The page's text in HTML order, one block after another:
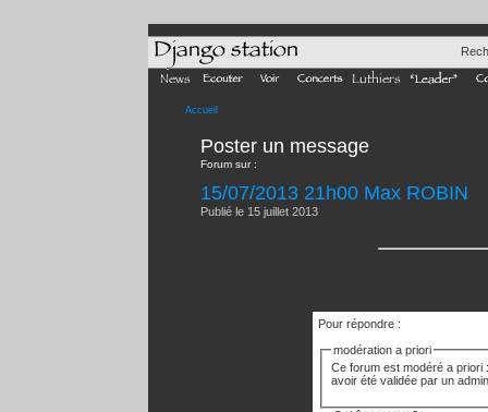
Accueil
Poster un message
Forum sur :
15/07/2013 21h00 Max ROBIN
Publié le 15 juillet 2013
Pour répondre :
modération a priori
Ce forum est modéré a priori
avoir été validée par un